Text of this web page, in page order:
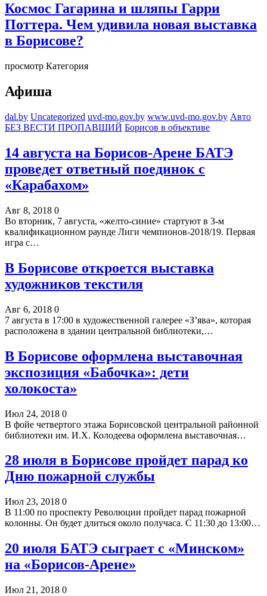
Космос Гагарина и шляпы Гарри
Поттера. Чем удивила новая выставка
в Борисове?
просмотр Категория
Афиша
dal.by Uncategorized uvd-mo.gov.by www.uvd-mo.gov.by Авто
БЕЗ ВЕСТИ ПРОПАВШИЙ Борисов в объективе
14 августа на Борисов-Арене БАТЭ
проведет ответный поединок с
«Карабахом»
Авг 8, 2018 0
Во вторник, 7 августа, «желто-синие» стартуют в 3-м
квалификационном раунде Лиги чемпионов-2018/19. Первая
игра с…
В Борисове откроется выставка
художников текстиля
Авг 6, 2018 0
7 августа в 17:00 в художественной галерее «З’ява», которая
расположена в здании центральной библиотеки,…
В Борисове оформлена выставочная
экспозиция «Бабочка»: дети
холокоста»
Июл 24, 2018 0
В фойе четвертого этажа Борисовской центральной районной
библиотеки им. И.Х. Колодеева оформлена выставочная…
28 июля в Борисове пройдет парад ко
Дню пожарной службы
Июл 23, 2018 0
В 11:00 по проспекту Революции пройдет парад пожарной
колонны. Он будет длиться около получаса. С 11:30 до 13:00…
20 июля БАТЭ сыграет с «Минском»
на «Борисов-Арене»
Июл 21, 2018 0